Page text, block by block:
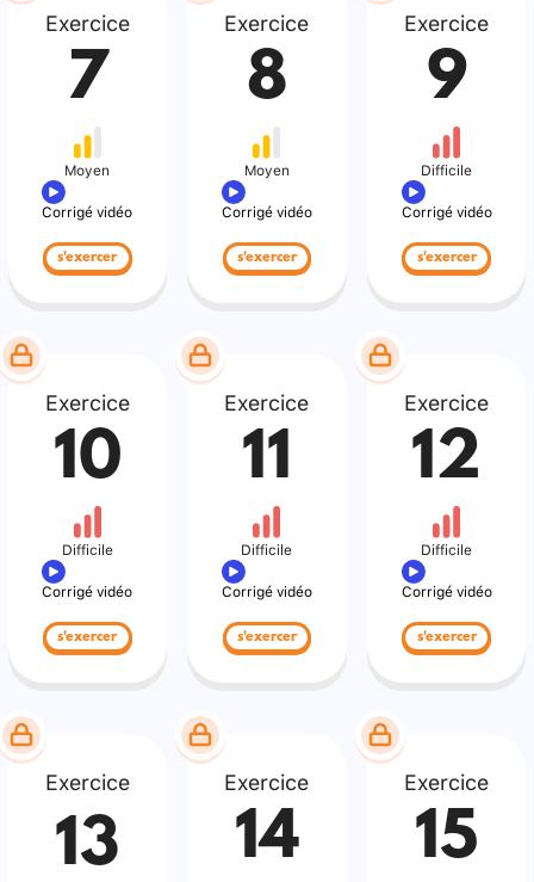
Exercice
7
Moyen
Corrigé vidéo
s'exercer
Exercice
8
Moyen
Corrigé vidéo
s'exercer
Exercice
9
Difficile
Corrigé vidéo
s'exercer
Exercice
10
Difficile
Corrigé vidéo
s'exercer
Exercice
11
Difficile
Corrigé vidéo
s'exercer
Exercice
12
Difficile
Corrigé vidéo
s'exercer
Exercice
13
Exercice
14
Exercice
15